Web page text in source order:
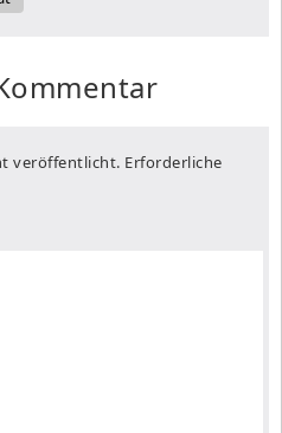
veröffentlicht. Erforderliche